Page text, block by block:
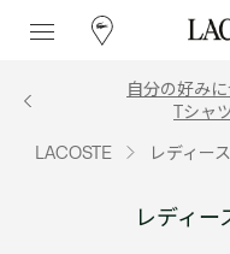
自分の好み
Tシャ
LACOSTE レディース
レディー